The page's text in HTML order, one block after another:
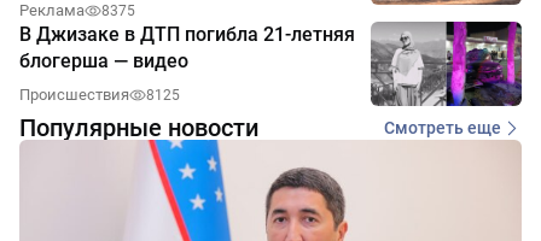
Реклама 8375
В Джизаке в ДТП погибла 21-летняя
блогерша — видео
Происшествия 8125
Популярные новости Смотреть еще